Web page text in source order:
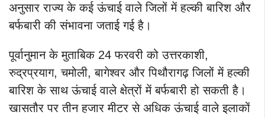
अनुसार राज्य के कई ऊंचाई वाले जिलों में हल्की बारिश और
बर्फबारी की संभावना जताई गई है।
पूर्वानुमान के मुताबिक 24 फरवरी को उत्तरकाशी,
रुद्रप्रयाग, चमोली, बागेश्वर और पिथौरागढ़ जिलों में हल्की
बारिश के साथ ऊंचाई वाले क्षेत्रों में बर्फबारी हो सकती है।
खासतौर पर तीन हजार मीटर से अधिक ऊंचाई वाले इलाकों